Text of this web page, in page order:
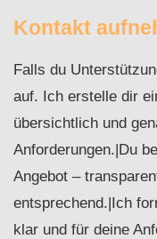
Kontakt
Falls du
auf. Ich erstelle dir
übersichtlich und
Anforderungen.|Du
Angebot –
entsprechend.|Ich
klar und für deine